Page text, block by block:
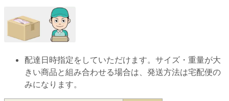
配達日時指定をしていただけます。サイズ・重量が大
きい商品と組み合わせる場合は、発送方法は宅配便の
みになります。